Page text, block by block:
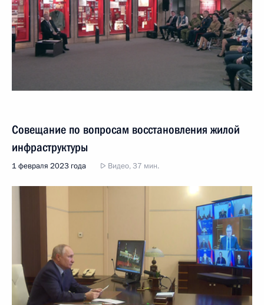
Совещание по вопросам восстановления жилой
инфраструктуры
1 февраля 2023 года Видео, 37 мин.